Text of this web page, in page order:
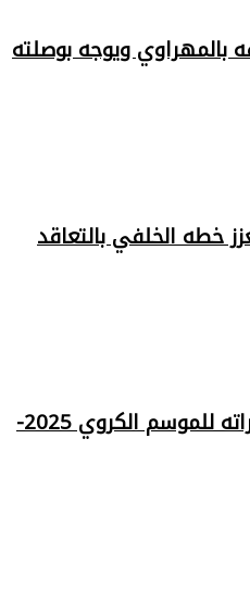
بالمهراوي ويوجه بوصلته
خطه الخلفي بالتعاقد
حسنية أكادير يدشن تحضيراته للموسم الكروي 2025-